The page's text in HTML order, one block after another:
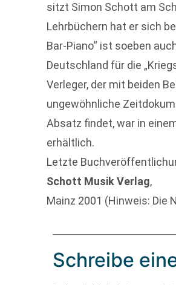
sitzt Simon Schott am
Lehrbüchern hat er sich
Bar-Piano“ ist soeben
Deutschland für die
Verleger, der mit beiden
ungewöhnliche
Absatz findet, war in
erhältlich.
Letzte
Schott Musik Verlag,
Mainz 2001 (Hinweis: Die
Schreibe